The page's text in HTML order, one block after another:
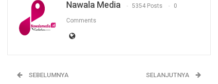
Nawala Media 5354 Posts 0
Comments
SEBELUMNYA SELANJUTNYA